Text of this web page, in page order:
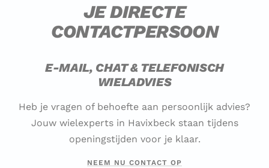
JE DIRECTE
CONTACTPERSOON
E-MAIL, CHAT & TELEFONISCH
WIELADVIES
Heb je vragen of behoefte aan persoonlijk advies?
Jouw wielexperts in Havixbeck staan tijdens
openingstijden voor je klaar.
NEEM NU CONTACT OP